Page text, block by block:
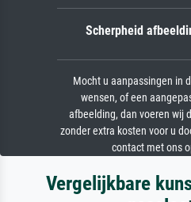
Scherpheid
Mocht u aanpassingen in
wensen, of een
afbeelding, dan voeren wij
zonder extra kosten voor u
contact met ons
Vergelijkbare